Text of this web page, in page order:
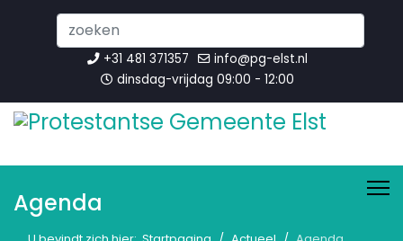
...
+31 481 371357
info@pg-elst.nl
dinsdag-vrijdag 09:00 - 12:00
Agenda